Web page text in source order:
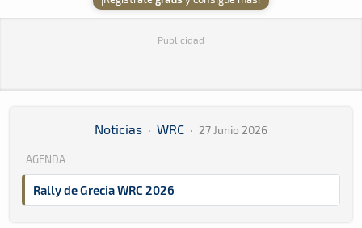
Publicidad
Noticias · WRC · 27 Junio 2026
AGENDA
Rally de Grecia WRC 2026